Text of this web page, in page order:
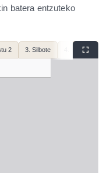
batera entzuteko
2 3. Silbote 4. violínes